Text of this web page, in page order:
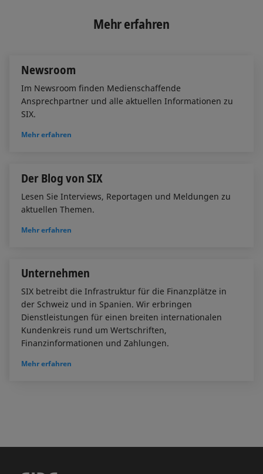
e
d
o
l
Mehr erfahren
Newsroom
Im Newsroom finden Medienschaffende
Ansprechpartner und alle aktuellen Informationen zu
SIX.
Mehr erfahren
Der Blog von SIX
Lesen Sie Interviews, Reportagen und Meldungen zu
aktuellen Themen.
Mehr erfahren
Unternehmen
SIX betreibt die Infrastruktur für die Finanzplätze in
der Schweiz und in Spanien. Wir erbringen
Dienstleistungen für einen breiten internationalen
Kundenkreis rund um Wertschriften,
Finanzinformationen und Zahlungen.
Mehr erfahren